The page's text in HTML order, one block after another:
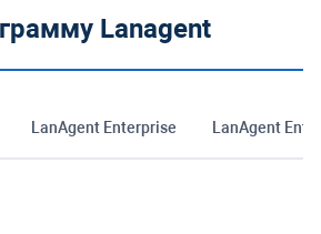
Lanagent
LanAgent Enterprise LanAgent